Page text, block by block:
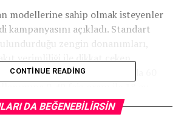
modellerine sahip olmak isteyenler
kampanyasını açıkladı. Standart
zengin donanımları,
verimliliği ile dikkat çeken
modellerinde Mayıs ayında 60
CONTINUE READING
DA BEĞENEBILIRSIN